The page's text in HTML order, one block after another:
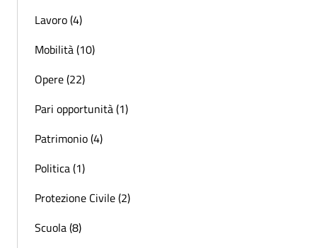
Lavoro (4)
Mobilità (10)
Opere (22)
Pari opportunità (1)
Patrimonio (4)
Politica (1)
Protezione Civile (2)
Scuola (8)